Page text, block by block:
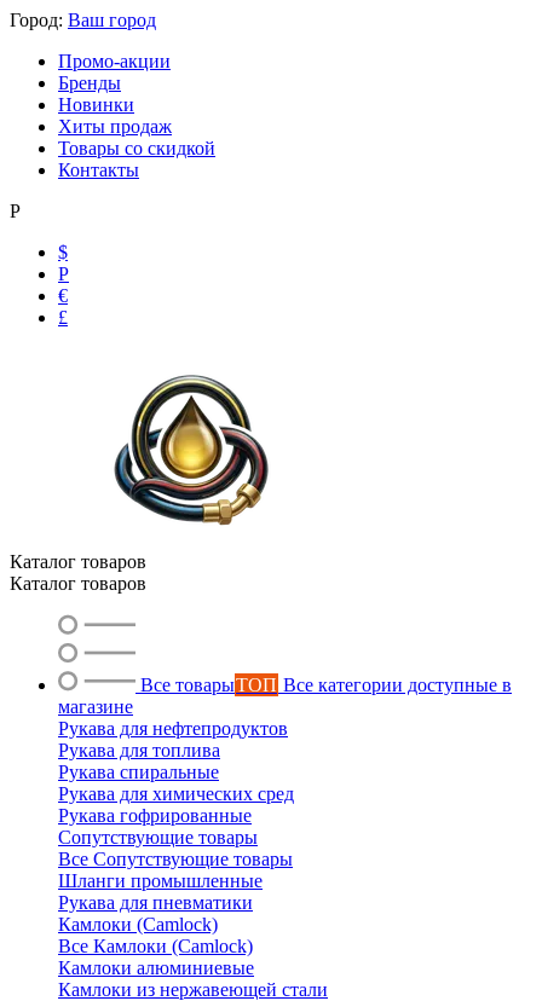
Город: Ваш город
Промо-акции
Бренды
Новинки
Хиты продаж
Товары со скидкой
Контакты
Р
$
Р
€
£
Каталог товаров
Каталог товаров
Все товарыТОП Все категории доступные в
магазине
Рукава для нефтепродуктов
Рукава для топлива
Рукава спиральные
Рукава для химических сред
Рукава гофрированные
Сопутствующие товары
Все Сопутствующие товары
Шланги промышленные
Рукава для пневматики
Камлоки (Camlock)
Все Камлоки (Camlock)
Камлоки алюминиевые
Камлоки из нержавеющей стали
Ольга
Маслобензостойкие рукава